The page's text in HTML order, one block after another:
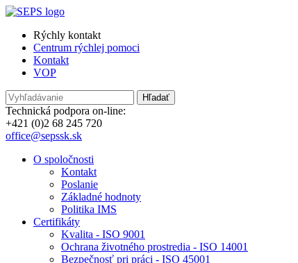
Rýchly kontakt
Centrum rýchlej pomoci
Kontakt
VOP
Technická podpora on-line:
+421 (0)2 68 245 720
office@sepssk.sk
O spoločnosti
Kontakt
Poslanie
Základné hodnoty
Politika IMS
Certifikáty
Kvalita - ISO 9001
Ochrana životného prostredia - ISO 14001
Bezpečnosť pri práci - ISO 45001